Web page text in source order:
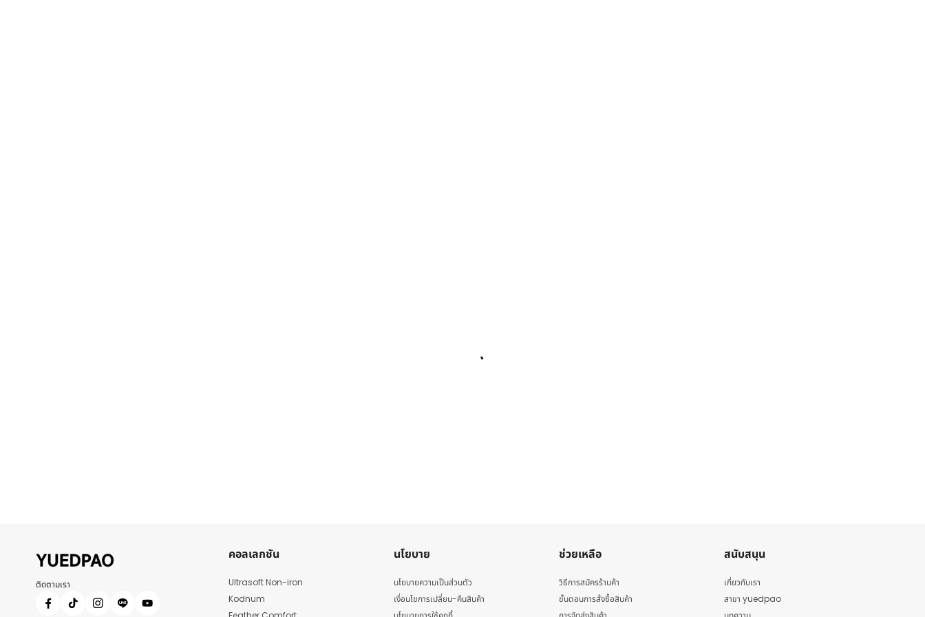
ติดตามเรา
คอลเลกชัน
Ultrasoft Non-iron
Kodnum
นโยบาย
นโยบายความเป็นส่วนตัว
เงื่อนไขการเปลี่ยน-คืนสินค้า
ช่วยเหลือ
วิธีการสมัครร้านค้า
ขั้นตอนการสั่งซื้อสินค้า
สนับสนุน
เกี่ยวกับเรา
สาขา yuedpao